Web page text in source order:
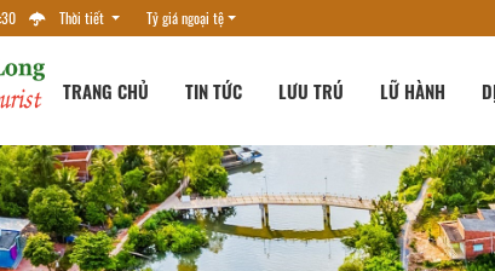
Thời tiết Tỷ giá ngoại tệ
TRANG CHỦ TIN TỨC LƯU TRÚ LỮ HÀNH